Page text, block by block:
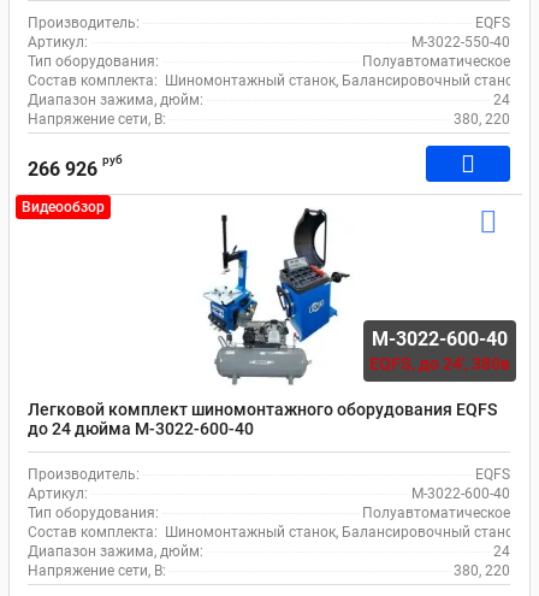
Производитель:
EQFS
Артикул:
M-3022-550-40
Тип оборудования:
Полуавтоматическое
Состав комплекта:
Шиномонтажный станок, Балансировочный станок,
Диапазон зажима, дюйм:
24
Напряжение сети, В:
380, 220
266 926 руб
Видеообзор
M-3022-600-40
EQFS,до 24', 380в
Легковой комплект шиномонтажного оборудования EQFS
до 24 дюйма M-3022-600-40
Производитель:
EQFS
Артикул:
M-3022-600-40
Тип оборудования:
Полуавтоматическое
Состав комплекта:
Шиномонтажный станок, Балансировочный станок,
Диапазон зажима, дюйм:
24
Напряжение сети, В:
380, 220